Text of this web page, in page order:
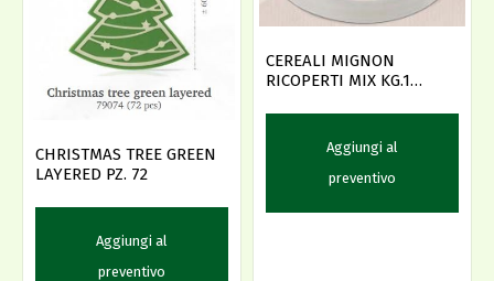
CHRISTMAS TREE GREEN
LAYERED PZ. 72
Aggiungi al
preventivo
CEREALI MIGNON
RICOPERTI MIX KG.1
Aggiungi al
preventivo